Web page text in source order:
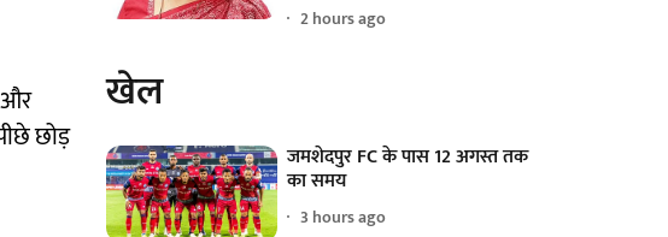
छोड़
2 hours ago
खेल
जमशेदपुर FC के पास 12 अगस्त तक
का समय
3 hours ago